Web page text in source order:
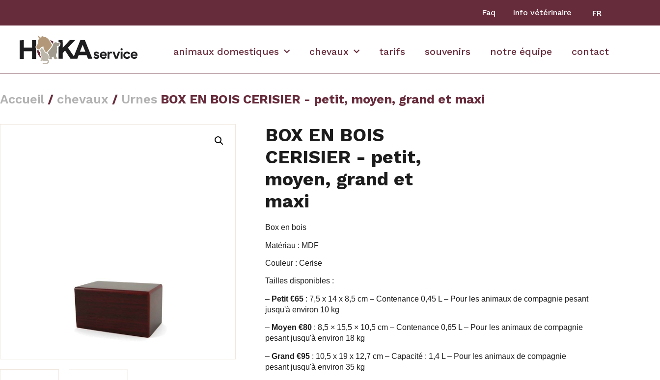
Faq Info vétérinaire FR
animaux domestiques chevaux tarifs souvenirs notre équipe contact
Accueil / chevaux / Urnes BOX EN BOIS CERISIER - petit, moyen, grand et maxi
BOX EN BOIS
CERISIER - petit,
moyen, grand et
maxi
Box en bois
Matériau : MDF
Couleur : Cerise
Tailles disponibles :
– Petit €65 : 7,5 x 14 x 8,5 cm – Contenance 0,45 L – Pour les animaux de compagnie pesant
jusqu'à environ 10 kg
– Moyen €80 : 8,5 × 15,5 × 10,5 cm – Contenance 0,65 L – Pour les animaux de compagnie
pesant jusqu'à environ 18 kg
– Grand €95 : 10,5 x 19 x 12,7 cm – Capacité : 1,4 L – Pour les animaux de compagnie
pesant jusqu'à environ 35 kg